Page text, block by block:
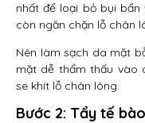
nhất để loại bỏ bụi
còn ngăn chặn lỗ chân
Nên làm sạch da mặt
mặt dễ thẩm thấu vào
se khít lỗ chân lông.
Bước 2: Tẩy tế